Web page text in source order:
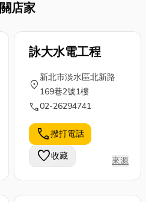
一件事是
賞沿途
？還是擠
？其
探索台東
人魅力，
份不受
自由，
方式莫
一台
開...
太髒發出的警
訊！水塔是家
一道防線，但
你家中的水塔
多久沒有清洗
了呢？如果不
定期清潔，水
塔內壁會滋生
青苔、細菌，
底部也會沉
積...
店家
詠大水電工程
location_on
新北市淡水區北新路
169巷2號1樓
call02-26294741
call撥打電話
favorite收藏 來源